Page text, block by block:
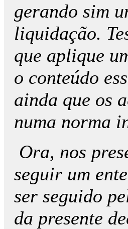
gerando sim
liquidação.
que aplique
o conteúdo
ainda que os
numa norma
Ora, nos
seguir um
ser seguido
da presente